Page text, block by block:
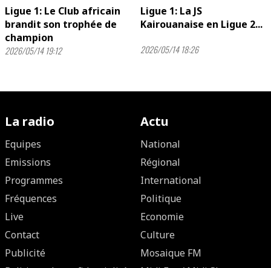
Ligue 1: Le Club africain
brandit son trophée de
champion
2026/05/14 19:12
Ligue 1: La JS
Kairouanaise en Ligue 2...
2026/05/14 18:26
La radio
Equipes
Emissions
Programmes
Fréquences
Live
Contact
Publicité
Actu
National
Régional
International
Politique
Economie
Culture
Mosaique FM